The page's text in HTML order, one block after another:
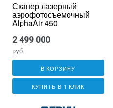
Сканер лазерный
аэрофотосъемочный
AlphaAir 450
2 499 000
руб.
В КОРЗИНУ
КУПИТЬ В 1 КЛИК